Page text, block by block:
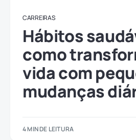
CARREIRAS
Hábitos
como
vida com
mudanças
4 MIN DE LEITURA